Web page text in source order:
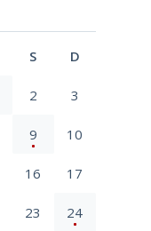
S D
2 3
9 10
16 17
23 24